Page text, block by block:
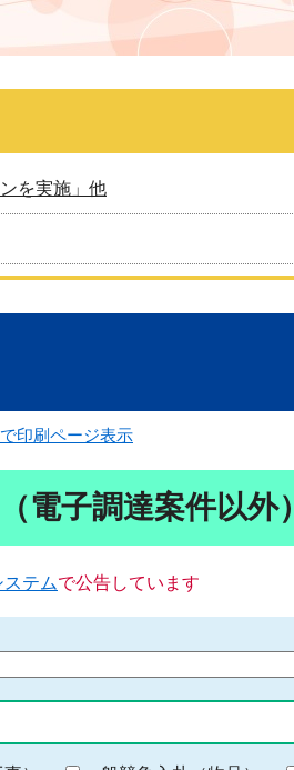
を実施」他
印刷ページ表示
電子調達案件以外）
テムで公告しています